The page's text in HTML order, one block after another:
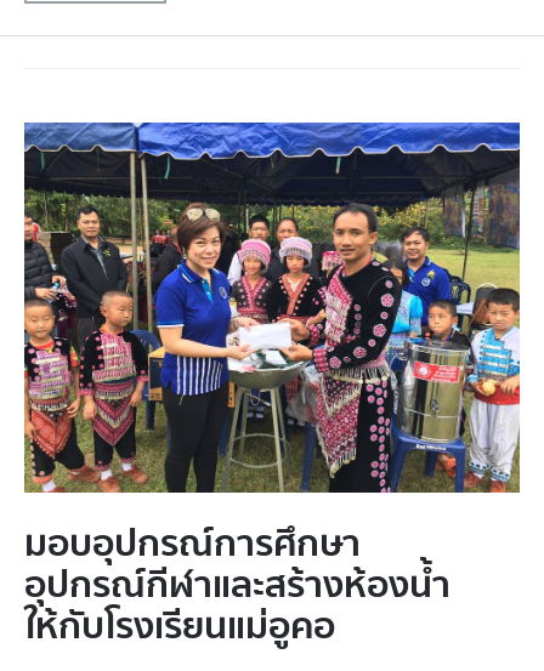
มอบอุปกรณ์การศึกษา
อุปกรณ์กีฬาและสร้างห้องน้ำ
ให้กับโรงเรียนแม่อูคอ